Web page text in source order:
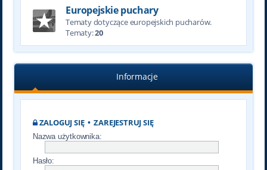
Europejskie puchary
Tematy dotyczące europejskich pucharów.
Tematy:20
Informacje
ZALOGUJ SIĘ•ZAREJESTRUJ SIĘ
Nazwa użytkownika:
Hasło: